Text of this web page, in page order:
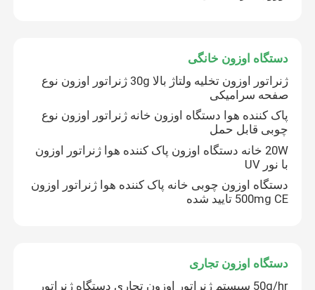
خونه
فیلم های
دستگاه اوزون خانگی
ژنراتور اوزون تخلیه ولتاژ بالا 30g ژنراتور اوزون نوع
صفحه سرامیکی
پاک کننده هوا دستگاه اوزون خانه ژنراتور اوزون نوع
چوبی قابل حمل
20W خانه دستگاه اوزون پاک کننده هوا ژنراتور اوزون
با نور UV
دستگاه اوزون چوبی خانه پاک کننده هوا ژنراتور اوزون
500mg CE تایید شده
دستگاه اوزون تجاری
50g/hr سیستم ژنراتور اوزون تجاری دستگاه ژنراتور